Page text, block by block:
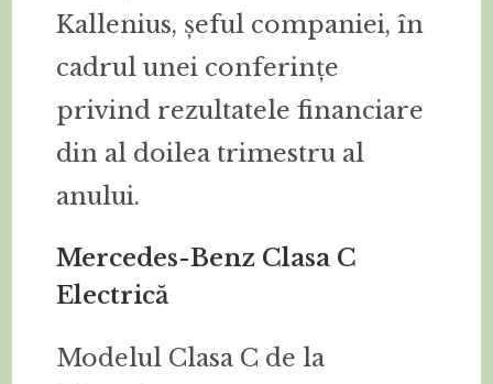
Kallenius, șeful companiei, în
cadrul unei conferințe
privind rezultatele financiare
din al doilea trimestru al
anului.
Mercedes-Benz Clasa C
Electrică
Modelul Clasa C de la